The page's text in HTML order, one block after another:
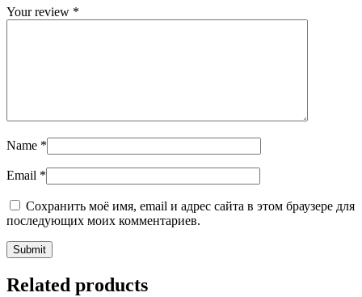
Your review *
Name *
Email *
Сохранить моё имя, email и адрес сайта в этом браузере для
последующих моих комментариев.
Related products